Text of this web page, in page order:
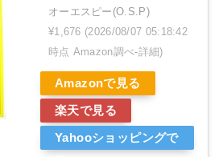
オーエスピー(O.S.P)
¥1,676 (2026/08/07 05:18:42
時点 Amazon調べ-詳細)
Amazonで見る
楽天で見る
Yahooショッピングで